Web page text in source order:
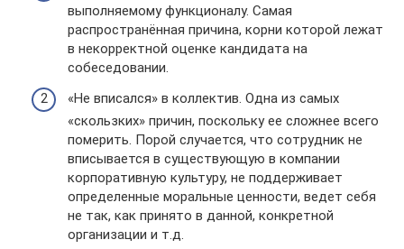
выполняемому функционалу. Самая
распространённая причина, корни которой лежат
в некорректной оценке кандидата на
собеседовании.
«Не вписался» в коллектив. Одна из самых
«скользких» причин, поскольку ее сложнее всего
померить. Порой случается, что сотрудник не
вписывается в существующую в компании
корпоративную культуру, не поддерживает
определенные моральные ценности, ведет себя
не так, как принято в данной, конкретной
организации и т.д.